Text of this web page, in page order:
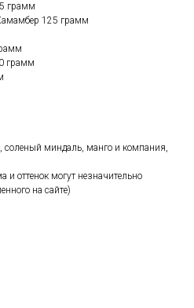
грамм
125 грамм
грамм
соленый миндаль, манго и компания,
оттенок могут незначительно
на сайте)